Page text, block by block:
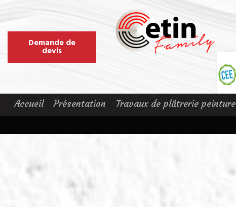
Demande de
devis
Accueil Présentation Travaux de plâtrerie peinture